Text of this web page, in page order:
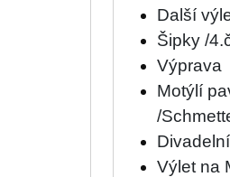
Další
Šipky /
Výprava
Motýlí
/
Výlet na